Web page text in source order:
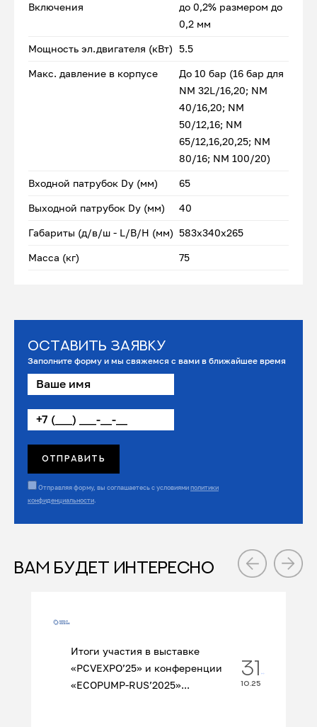
Включения
до 0,2% размером до
0,2 мм
Мощность эл.двигателя (кВт) 5.5
Макс. давление в корпусе
До 10 бар (16 бар для
NM 32L/16,20; NM
40/16,20; NM
50/12,16; NM
65/12,16,20,25; NM
80/16; NM 100/20)
Входной патрубок Dу (мм) 65
Выходной патрубок Dу (мм) 40
Габариты (д/в/ш - L/B/H (мм) 583x340х265
Масса (кг) 75
Оставить заявку
Заполните форму и мы свяжемся с вами в ближайшее время
Отправляя форму, вы соглашаетесь с условиямиполитики
конфиденциальности.
ВАМ БУДЕТ ИНТЕРЕСНО
Итоги участия в выставке
«PCVEXPO’25» и конференции
«ECOPUMP‑RUS’2025»...
31
10.25